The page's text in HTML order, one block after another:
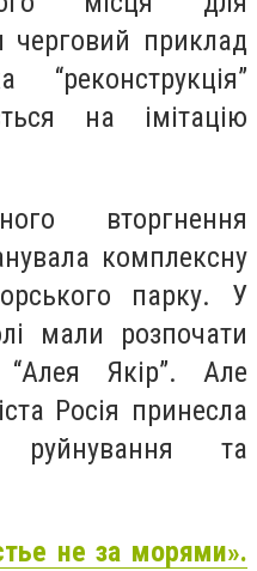
черговий приклад
на імітацію
вторгнення
комплексну
парку. У
мали розпочати
“Алея Якір”. Але
Росія принесла
руйнування та
не за морями».